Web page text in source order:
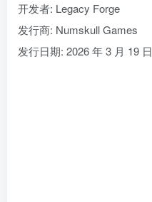
开发者: Legacy Forge
发行商: Numskull Games
发行日期: 2026 年 3 月 19 日